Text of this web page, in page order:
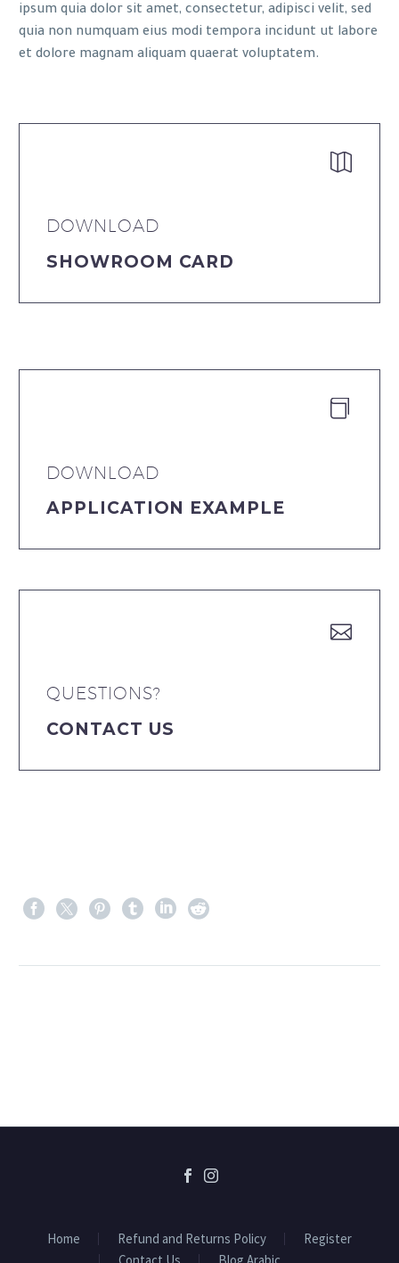
ipsum quia dolor sit amet, consectetur, adipisci velit, sed
quia non numquam eius modi tempora incidunt ut labore
et dolore magnam aliquam quaerat voluptatem.


DOWNLOAD
SHOWROOM CARD


DOWNLOAD
APPLICATION EXAMPLE


QUESTIONS?
CONTACT US
Home Refund and Returns Policy
Register